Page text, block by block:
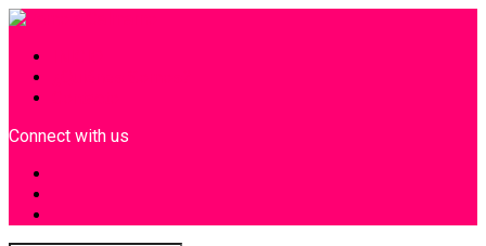
Connect with us